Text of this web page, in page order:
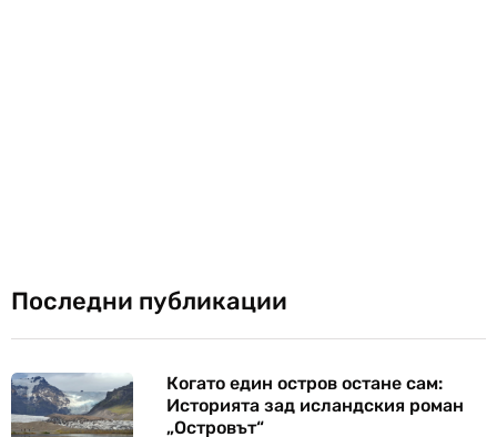
Последни публикации
Когато един остров остане сам:
Историята зад исландския роман
„Островът“